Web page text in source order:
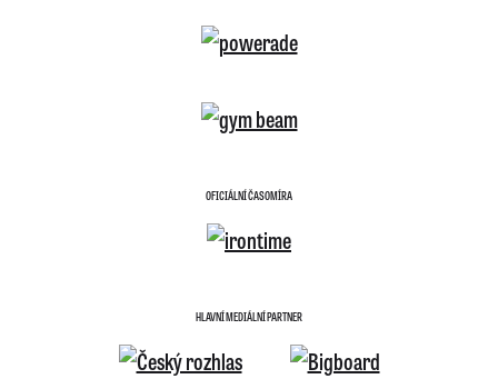
OFICIÁLNÍ ČASOMÍRA
HLAVNÍ MEDIÁLNÍ PARTNER